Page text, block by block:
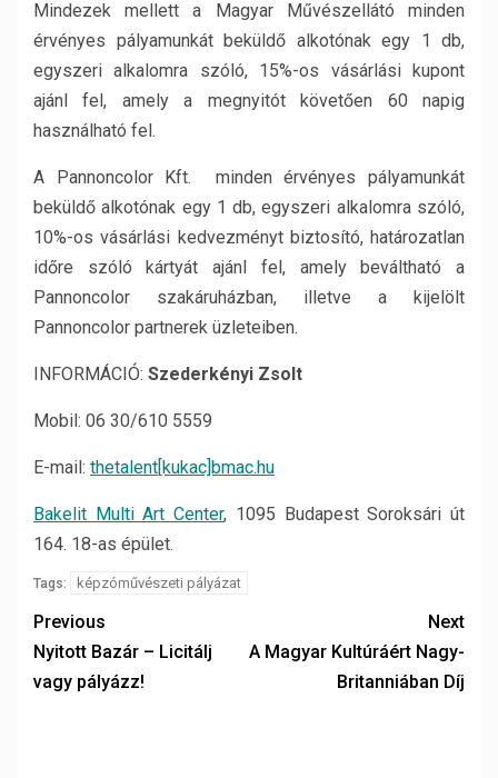
Mindezek mellett a Magyar Művészellátó minden
érvényes pályamunkát beküldő alkotónak egy 1 db,
egyszeri alkalomra szóló, 15%-os vásárlási kupont
ajánl fel, amely a megnyitót követően 60 napig
használható fel.
A Pannoncolor Kft. minden érvényes pályamunkát
beküldő alkotónak egy 1 db, egyszeri alkalomra szóló,
10%-os vásárlási kedvezményt biztosító, határozatlan
időre szóló kártyát ajánl fel, amely beváltható a
Pannoncolor szakáruházban, illetve a kijelölt
Pannoncolor partnerek üzleteiben.
INFORMÁCIÓ: Szederkényi Zsolt
Mobil: 06 30/610 5559
E-mail: thetalent[kukac]bmac.hu
Bakelit Multi Art Center, 1095 Budapest Soroksári út
164. 18-as épület.
Tags: képzóművészeti pályázat
Previous
Nyitott Bazár – Licitálj
vagy pályázz!
Next
A Magyar Kultúráért Nagy-
Britanniában Díj